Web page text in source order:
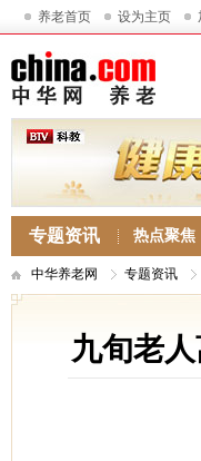
养老首页 设为主页
专题资讯 热点聚焦
中华养老网 专题资讯
九旬老